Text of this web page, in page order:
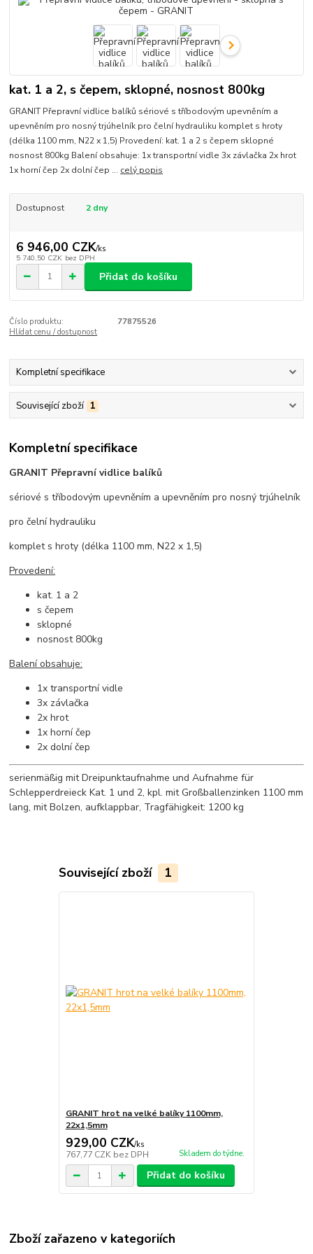
kat. 1 a 2, s čepem, sklopné, nosnost 800kg
GRANIT Přepravní vidlice balíků sériové s tříbodovým upevněním a
upevněním pro nosný trjúhelník pro čelní hydrauliku komplet s hroty
(délka 1100 mm, N22 x 1,5) Provedení: kat. 1 a 2 s čepem sklopné
nosnost 800kg Balení obsahuje: 1x transportní vidle 3x závlačka 2x hrot
1x horní čep 2x dolní čep ... celý popis
Dostupnost 2 dny
6 946,00 CZK/ks
5 740,50 CZK bez DPH
Přidat do košíku
Číslo produktu:
77875526
Hlídat cenu / dostupnost
Kompletní specifikace
Související zboží 1
Kompletní specifikace
GRANIT Přepravní vidlice balíků
sériové s tříbodovým upevněním a upevněním pro nosný trjúhelník
pro čelní hydrauliku
komplet s hroty (délka 1100 mm, N22 x 1,5)
Provedení:
kat. 1 a 2
s čepem
sklopné
nosnost 800kg
Balení obsahuje:
1x transportní vidle
3x závlačka
2x hrot
1x horní čep
2x dolní čep
serienmäßig mit Dreipunktaufnahme und Aufnahme für
Schlepperdreieck Kat. 1 und 2, kpl. mit Großballenzinken 1100 mm
lang, mit Bolzen, aufklappbar, Tragfähigkeit: 1200 kg
Související zboží 1
GRANIT hrot na velké balíky 1100mm,
22x1,5mm
929,00 CZK/ks
767,77 CZK bez DPH Skladem do týdne.
Přidat do košíku
Zboží zařazeno v kategoriích